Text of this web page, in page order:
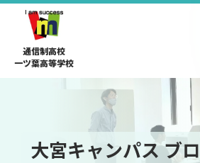
通信制高校
一ツ葉高等学校
大宮キャンパス ブ